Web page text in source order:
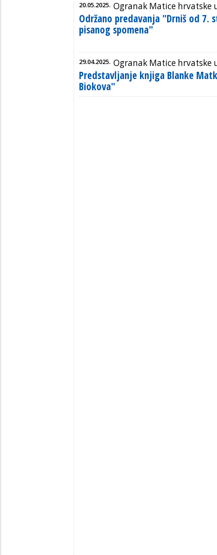
20.05.2025. Ogranak Matice hrvatske
Održano predavanja "Drniš od 7.
pisanog spomena"
29.04.2025. Ogranak Matice hrvatske
Predstavljanje knjiga Blanke
Biokova"